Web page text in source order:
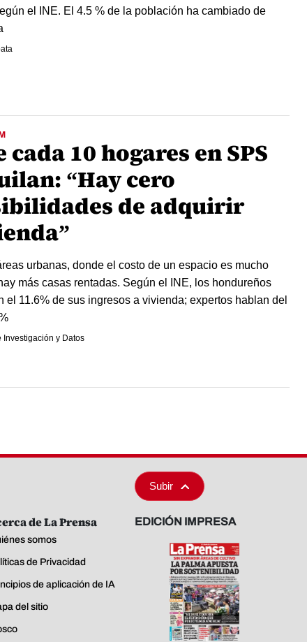
el INE. El 4.5 % de la población ha cambiado de
cada 10 hogares en SPS
“Hay cero
de adquirir
urbanas, donde el costo de un espacio es mucho
más casas rentadas. Según el INE, los hondureños
el 11.6% de sus ingresos a vivienda; expertos hablan del
Investigación y Datos
Subir
de La Prensa
somos
de Privacidad
de aplicación de IA
del sitio
EDICIÓN IMPRESA